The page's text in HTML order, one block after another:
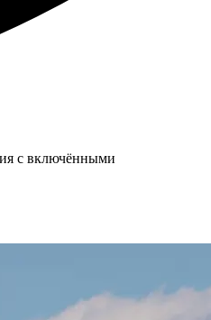
с включёнными